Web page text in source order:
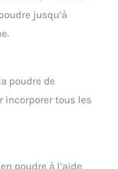
jusqu’à
poudre de
incorporer tous les
poudre à l’aide